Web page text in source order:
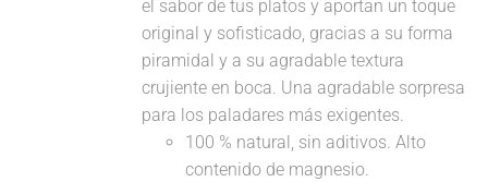
el sabor de tus platos y aportan un toque
original y sofisticado, gracias a su forma
piramidal y a su agradable textura
crujiente en boca. Una agradable sorpresa
para los paladares más exigentes.
100 % natural, sin aditivos. Alto
contenido de magnesio.